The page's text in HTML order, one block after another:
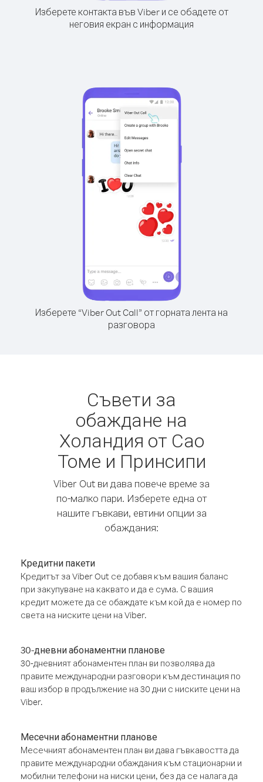
Изберете контакта във Viber и се обадете от
неговия екран с информация
Изберете “Viber Out Call” от горната лента на
разговора
Съвети за
обаждане на
Холандия от Сао
Томе и Принсипи
Viber Out ви дава повече време за
по-малко пари. Изберете една от
нашите гъвкави, евтини опции за
обаждания:
Кредитни пакети
Кредитът за Viber Out се добавя към вашия баланс
при закупуване на каквато и да е сума. С вашия
кредит можете да се обаждате към кой да е номер по
света на ниските цени на Viber.
30-дневни абонаментни планове
30-дневният абонаментен план ви позволява да
правите международни разговори към дестинация по
ваш избор в продължение на 30 дни с ниските цени на
Viber.
Месечни абонаментни планове
Месечният абонаментен план ви дава гъвкавостта да
правите международни обаждания към стационарни и
мобилни телефони на ниски цени, без да се налага да